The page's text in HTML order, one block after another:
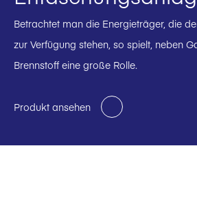
Betrachtet man die Energieträger, die
zur Verfügung stehen, so spielt, neben
Brennstoff eine große Rolle.
Produkt ansehen